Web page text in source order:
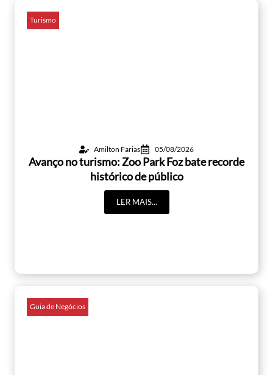
Turismo
Amilton Farias 05/08/2026
Avanço no turismo: Zoo Park Foz bate recorde
histórico de público
LER MAIS...
Guia de Negócios